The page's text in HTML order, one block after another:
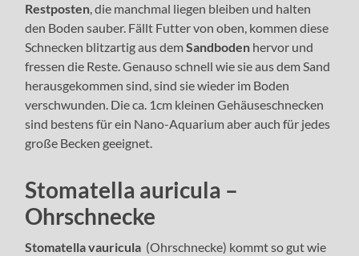
Restposten, die manchmal liegen bleiben und halten
den Boden sauber. Fällt Futter von oben, kommen diese
Schnecken blitzartig aus demSandboden hervor und
fressen die Reste. Genauso schnell wie sie aus dem Sand
herausgekommen sind, sind sie wieder im Boden
verschwunden. Die ca. 1cm kleinen Gehäuseschnecken
sind bestens für ein Nano-Aquarium aber auch für jedes
große Becken geeignet.
Stomatella auricula –
Ohrschnecke
Stomatella vauricula (Ohrschnecke) kommt so gut wie